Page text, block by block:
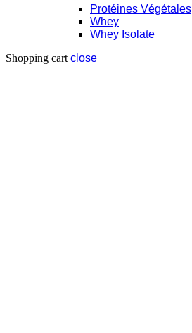
Protéines Végétales
Whey
Whey Isolate
Shopping cart close